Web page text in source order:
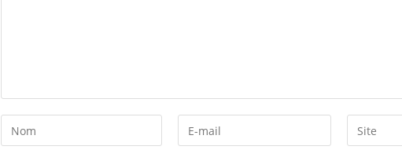
Enter
your
Enter
your
Enter
your